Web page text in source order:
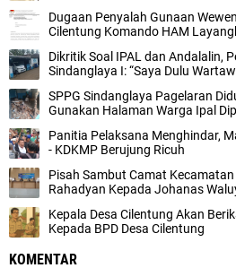
Dugaan Penyalah Gunaan
Cilentung Komando HAM
Dikritik Soal IPAL dan Andalalin,
Sindanglaya I: “Saya Dulu
SPPG Sindanglaya Pagelaran
Gunakan Halaman Warga Ipal
Panitia Pelaksana Menghindar,
- KDKMP Berujung Ricuh
Pisah Sambut Camat
Rahadyan Kepada Johanas
Kepala Desa Cilentung Akan
Kepada BPD Desa Cilentung
KOMENTAR